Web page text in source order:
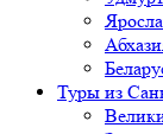
Туры из